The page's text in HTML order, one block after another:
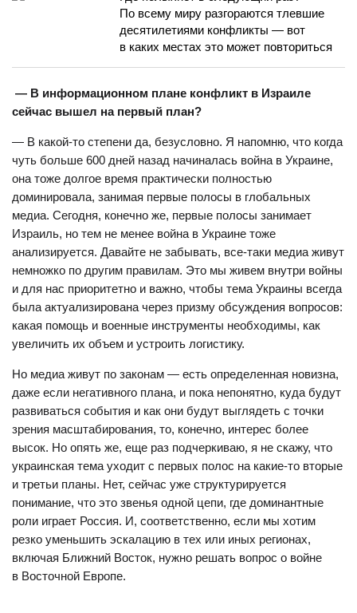
По всему миру разгораются тлевшие
десятилетиями конфликты — вот
в каких местах это может повториться
— В информационном плане конфликт в Израиле
сейчас вышел на первый план?
— В какой-то степени да, безусловно. Я напомню, что когда
чуть больше 600 дней назад начиналась война в Украине,
она тоже долгое время практически полностью
доминировала, занимая первые полосы в глобальных
медиа. Сегодня, конечно же, первые полосы занимает
Израиль, но тем не менее война в Украине тоже
анализируется. Давайте не забывать, все-таки медиа живут
немножко по другим правилам. Это мы живем внутри войны
и для нас приоритетно и важно, чтобы тема Украины всегда
была актуализирована через призму обсуждения вопросов:
какая помощь и военные инструменты необходимы, как
увеличить их объем и устроить логистику.
Но медиа живут по законам — есть определенная новизна,
даже если негативного плана, и пока непонятно, куда будут
развиваться события и как они будут выглядеть с точки
зрения масштабирования, то, конечно, интерес более
высок. Но опять же, еще раз подчеркиваю, я не скажу, что
украинская тема уходит с первых полос на какие-то вторые
и третьи планы. Нет, сейчас уже структурируется
понимание, что это звенья одной цепи, где доминантные
роли играет Россия. И, соответственно, если мы хотим
резко уменьшить эскалацию в тех или иных регионах,
включая Ближний Восток, нужно решать вопрос о войне
в Восточной Европе.